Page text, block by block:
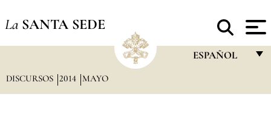
La SANTA SEDE
ESPAÑOL
DISCURSOS 2014 MAYO